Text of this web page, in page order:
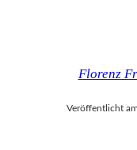
Florenz
Veröffentlicht